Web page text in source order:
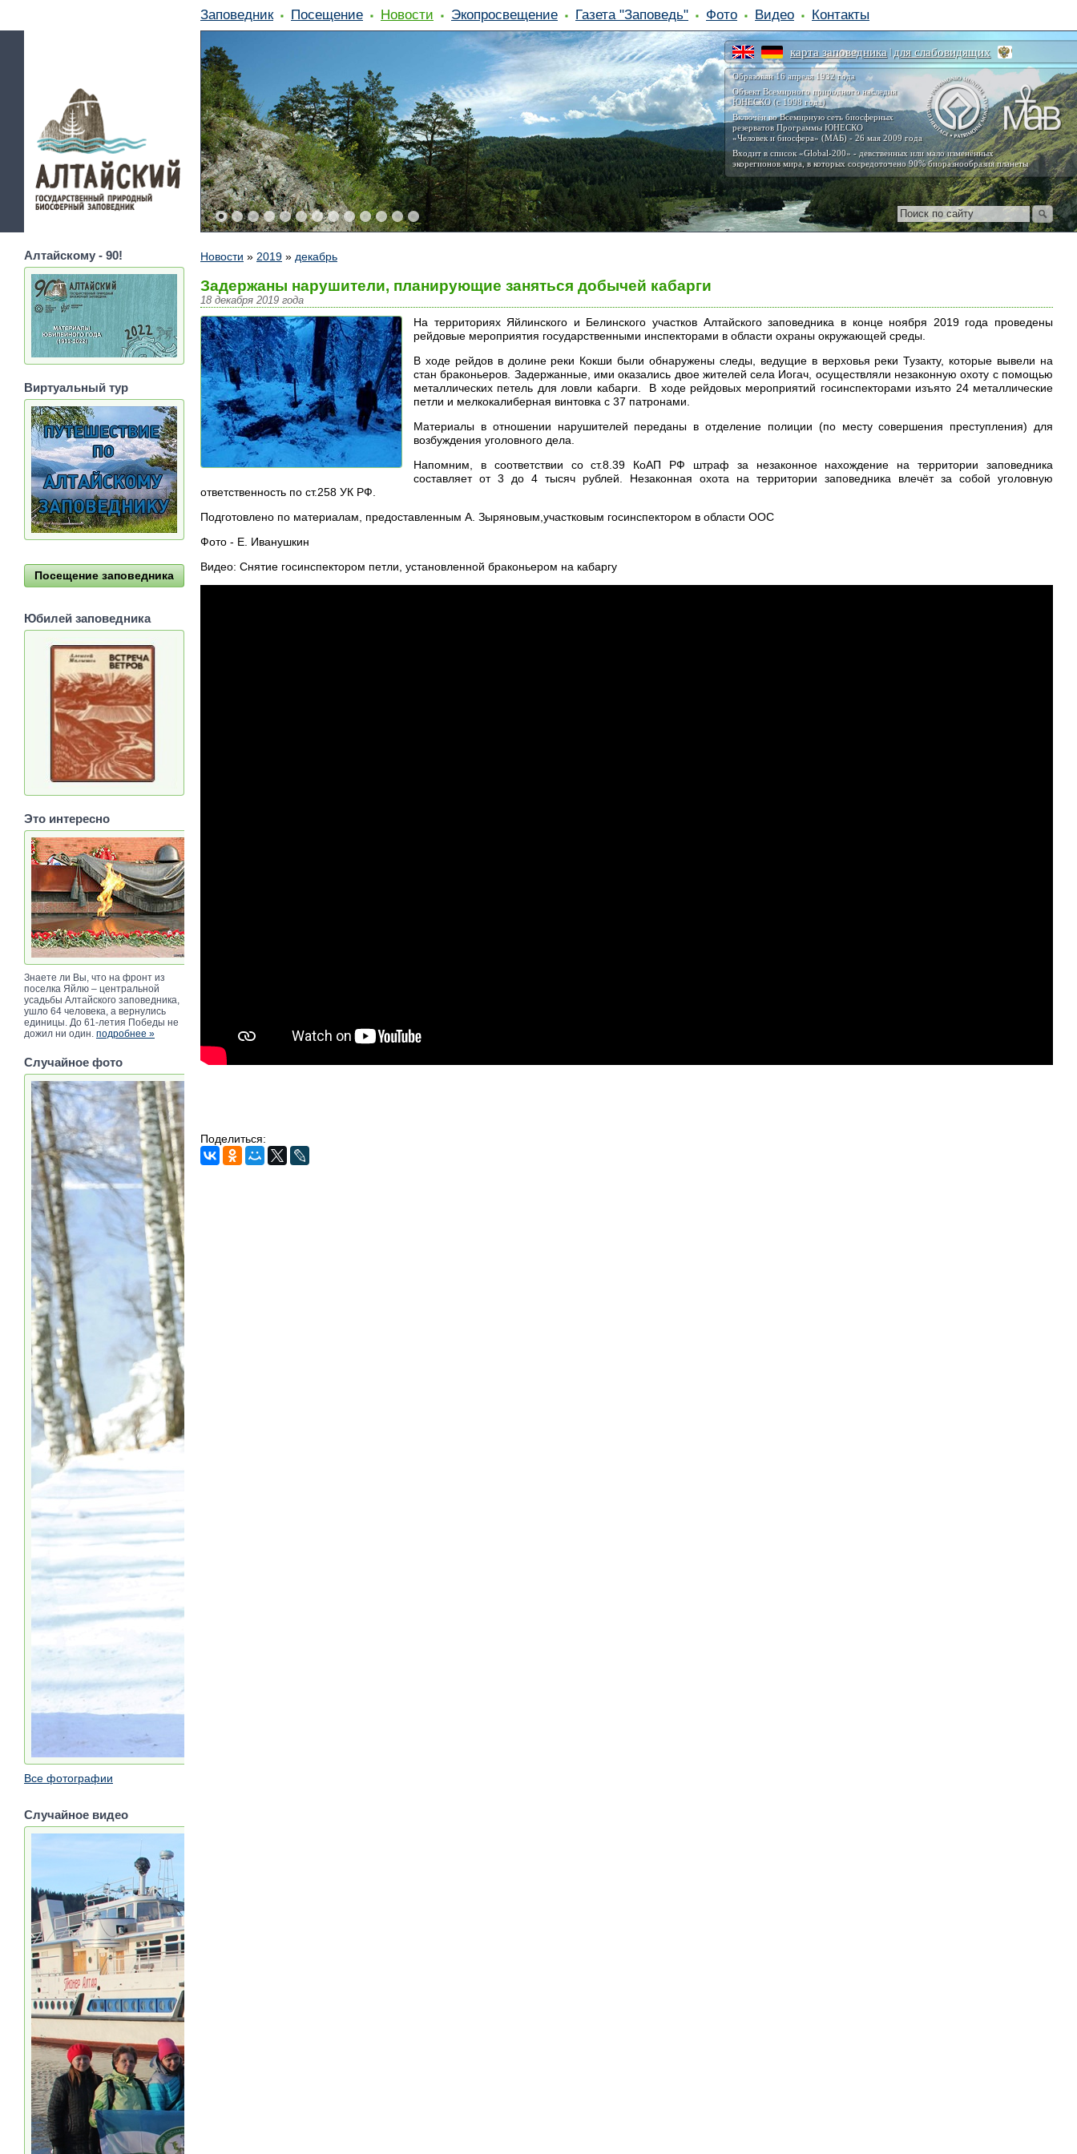
карта заповедника | для слабовидящих
Образован 16 апреля 1932 года
Объект Всемирного природного наследия
ЮНЕСКО (с 1998 года)
Включён во Всемирную сеть биосферных
резерватов Программы ЮНЕСКО
«Человек и биосфера» (МАБ) - 26 мая 2009 года
Входит в список «Global-200» - девственных или мало изменённых
экорегионов мира, в которых сосредоточено 90% биоразнообразия планеты
Заповедник Посещение Новости Экопросвещение Газета "Заповедь" Фото Видео Контакты
Новости » 2019 » декабрь
Задержаны нарушители, планирующие заняться добычей кабарги
18 декабря 2019 года
На территориях Яйлинского и Белинского участков Алтайского заповедника в конце ноября 2019 года проведены
рейдовые мероприятия государственными инспекторами в области охраны окружающей среды.
В ходе рейдов в долине реки Кокши были обнаружены следы, ведущие в верховья реки Тузакту, которые вывели на
стан браконьеров. Задержанные, ими оказались двое жителей села Иогач, осуществляли незаконную охоту с помощью
металлических петель для ловли кабарги. В ходе рейдовых мероприятий госинспекторами изъято 24 металлические
петли и мелкокалиберная винтовка с 37 патронами.
Материалы в отношении нарушителей переданы в отделение полиции (по месту совершения преступления) для
возбуждения уголовного дела.
Напомним, в соответствии со ст.8.39 КоАП РФ штраф за незаконное нахождение на территории заповедника
составляет от 3 до 4 тысяч рублей. Незаконная охота на территории заповедника влечёт за собой уголовную
ответственность по ст.258 УК РФ.
Подготовлено по материалам, предоставленным А. Зыряновым,участковым госинспектором в области ООС
Фото - Е. Иванушкин
Видео: Снятие госинспектором петли, установленной браконьером на кабаргу
Поделиться:
Алтайскому - 90!
Виртуальный тур
Посещение заповедника
Юбилей заповедника
Это интересно
Знаете ли Вы, что на фронт из
поселка Яйлю – центральной
усадьбы Алтайского заповедника,
ушло 64 человека, а вернулись
единицы. До 61-летия Победы не
дожил ни один. подробнее »
Случайное фото
Все фотографии
Случайное видео